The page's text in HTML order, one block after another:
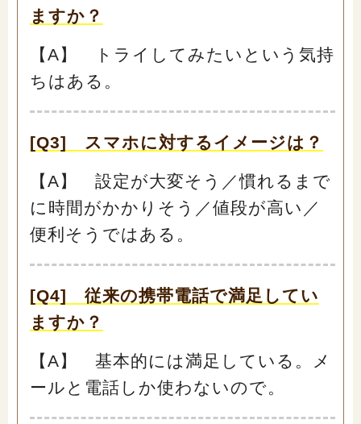
ますか？
【A】 トライしてみたいという気持
ちはある。
[Q3] スマホに対するイメージは？
【A】 設定が大変そう／慣れるまで
に時間がかかりそう／値段が高い／
便利そうではある。
[Q4] 従来の携帯電話で満足してい
ますか？
【A】 基本的には満足している。メ
ールと電話しか使わないので。